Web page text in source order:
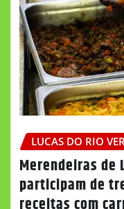
LUCAS DO RIO
Merendeiras de
participam de